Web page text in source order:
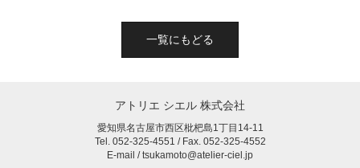
一覧にもどる
アトリエ シエル 株式会社
愛知県名古屋市西区枇杷島1丁目14-11
Tel. 052-325-4551 / Fax. 052-325-4552
E-mail / tsukamoto@atelier-ciel.jp